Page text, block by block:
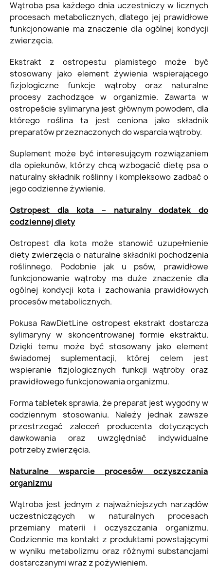
Wątroba psa każdego dnia uczestniczy w licznych
procesach metabolicznych, dlatego jej prawidłowe
funkcjonowanie ma znaczenie dla ogólnej kondycji
zwierzęcia.
Ekstrakt z ostropestu plamistego może być
stosowany jako element żywienia wspierającego
fizjologiczne funkcje wątroby oraz naturalne
procesy zachodzące w organizmie. Zawarta w
ostropeście sylimaryna jest głównym powodem, dla
którego roślina ta jest ceniona jako składnik
preparatów przeznaczonych do wsparcia wątroby.
Suplement może być interesującym rozwiązaniem
dla opiekunów, którzy chcą wzbogacić dietę psa o
naturalny składnik roślinny i kompleksowo zadbać o
jego codzienne żywienie.
Ostropest dla kota – naturalny dodatek do
codziennej diety
Ostropest dla kota może stanowić uzupełnienie
diety zwierzęcia o naturalne składniki pochodzenia
roślinnego. Podobnie jak u psów, prawidłowe
funkcjonowanie wątroby ma duże znaczenie dla
ogólnej kondycji kota i zachowania prawidłowych
procesów metabolicznych.
Pokusa RawDietLine ostropest ekstrakt dostarcza
sylimaryny w skoncentrowanej formie ekstraktu.
Dzięki temu może być stosowany jako element
świadomej suplementacji, której celem jest
wspieranie fizjologicznych funkcji wątroby oraz
prawidłowego funkcjonowania organizmu.
Forma tabletek sprawia, że preparat jest wygodny w
codziennym stosowaniu. Należy jednak zawsze
przestrzegać zaleceń producenta dotyczących
dawkowania oraz uwzględniać indywidualne
potrzeby zwierzęcia.
Naturalne wsparcie procesów oczyszczania
organizmu
Wątroba jest jednym z najważniejszych narządów
uczestniczących w naturalnych procesach
przemiany materii i oczyszczania organizmu.
Codziennie ma kontakt z produktami powstającymi
w wyniku metabolizmu oraz różnymi substancjami
dostarczanymi wraz z pożywieniem.